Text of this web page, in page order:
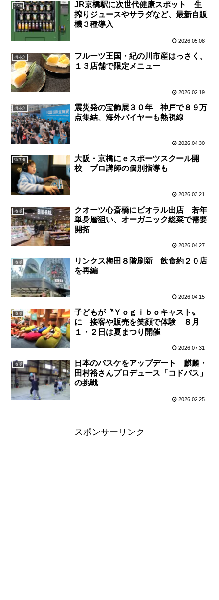
地域
JR京橋駅に次世代健康スポット 生
搾りジュースやサラダなど、最新自販
機３種導入
2026.05.08
街ネタ
フルーツ王国・紀の川市産はっさく、
１３店舗で限定メニュー
2026.02.19
街ネタ
震災発の宝飾展３０年 神戸で８９万
点集結、海外バイヤーも熱視線
2026.04.30
街ネタ
大阪・京橋にｅスポーツスクール開
校 プロ講師の個別指導も
2026.03.21
地域
クオーツ心斎橋にビオラル出店 若年
単身層狙い、オーガニック総菜で需要
開拓
2026.04.27
地域
リンクス梅田８階刷新 飲食約２０店
を再編
2026.04.15
地域
子どもが〝Ｙｏｇｉｂｏキャスト〟
に 接客や販売を笑顔で体験 ８月
１・２日は夏まつり開催
2026.07.31
地域
日本のバスケをアップデート 麒麟・
田村裕さんプロデュース「コドバス」
の挑戦
2026.02.25
スポンサーリンク